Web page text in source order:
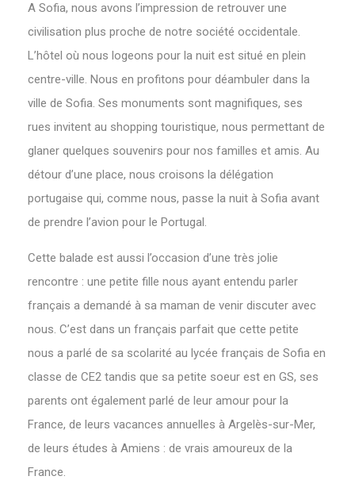
A Sofia, nous avons l’impression de retrouver une
civilisation plus proche de notre société occidentale.
L’hôtel où nous logeons pour la nuit est situé en plein
centre-ville. Nous en profitons pour déambuler dans la
ville de Sofia. Ses monuments sont magnifiques, ses
rues invitent au shopping touristique, nous permettant de
glaner quelques souvenirs pour nos familles et amis. Au
détour d’une place, nous croisons la délégation
portugaise qui, comme nous, passe la nuit à Sofia avant
de prendre l’avion pour le Portugal.
Cette balade est aussi l’occasion d’une très jolie
rencontre : une petite fille nous ayant entendu parler
français a demandé à sa maman de venir discuter avec
nous. C’est dans un français parfait que cette petite
nous a parlé de sa scolarité au lycée français de Sofia en
classe de CE2 tandis que sa petite soeur est en GS, ses
parents ont également parlé de leur amour pour la
France, de leurs vacances annuelles à Argelès-sur-Mer,
de leurs études à Amiens : de vrais amoureux de la
France.